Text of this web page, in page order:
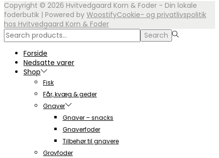
Copyright © 2026 Hvitvedgaard Korn & Foder - Din lokale
foderbutik | Powered by WoostifyCookie- og privatlivspolitik
hos Hvitvedgaard Korn & Foder
Search
for:>
Search
Forside
Nedsatte varer
Shop
Fisk
Får, kvæg & geder
Gnaver
Gnaver – snacks
Gnaverfoder
Tilbehør til gnavere
Grovfoder